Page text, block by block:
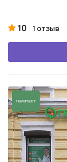
10 1 отзыв